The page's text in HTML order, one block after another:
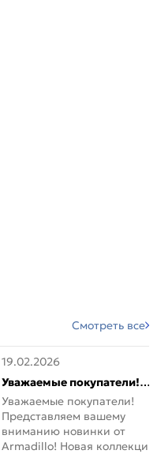
Смотреть все
19.02.2026
Уважаемые покупатели!
Представляем вашему
вниманию новинки от
Armadillo!
Уважаемые покупатели!
Представляем вашему
вниманию новинки от
Armadillo! Новая коллекция